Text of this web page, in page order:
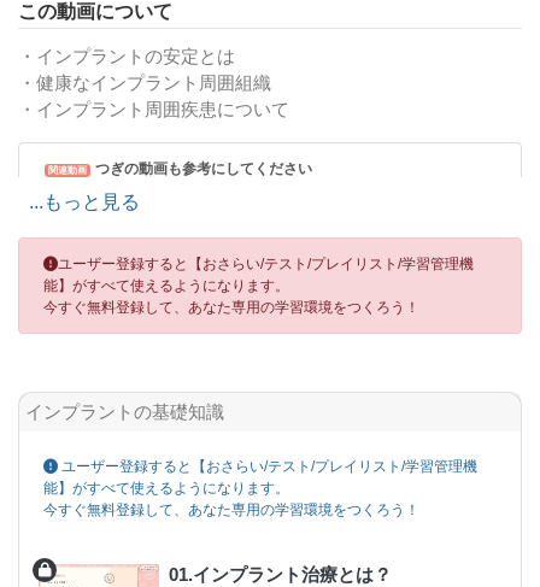
この動画について
・インプラントの安定とは
・健康なインプラント周囲組織
・インプラント周囲疾患について
関連動画 つぎの動画も参考にしてください
...もっと見る
ユーザー登録すると【おさらい/テスト/プレイリスト/学習管理機
能】がすべて使えるようになります。
今すぐ無料登録して、あなた専用の学習環境をつくろう！
インプラントの基礎知識
ユーザー登録すると【おさらい/テスト/プレイリスト/学習管理機
能】がすべて使えるようになります。
今すぐ無料登録して、あなた専用の学習環境をつくろう！
01.インプラント治療とは？